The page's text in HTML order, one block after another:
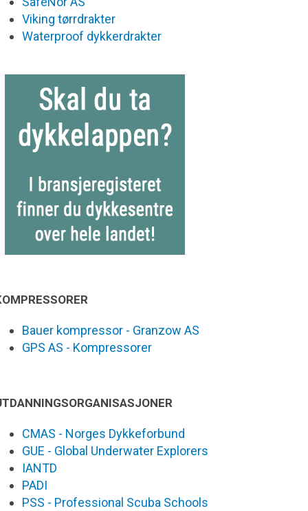
Viking tørrdrakter
Waterproof dykkerdrakter
Bauer kompressor - Granzow AS
GPS AS - Kompressorer
CMAS - Norges Dykkeforbund
GUE - Global Underwater Explorers
IANTD
PADI
PSS - Professional Scuba Schools